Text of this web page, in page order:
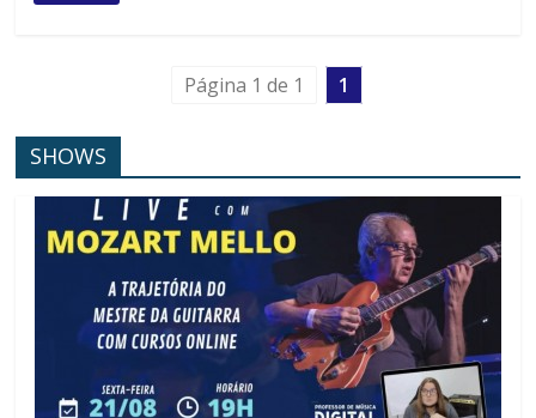
Página 1 de 1 1
SHOWS